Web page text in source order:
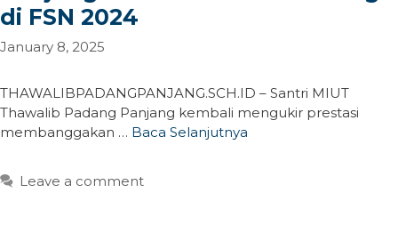
di FSN 2024
January 8, 2025
THAWALIBPADANGPANJANG.SCH.ID – Santri MIUT
Thawalib Padang Panjang kembali mengukir prestasi
membanggakan … Baca Selanjutnya
Leave a comment